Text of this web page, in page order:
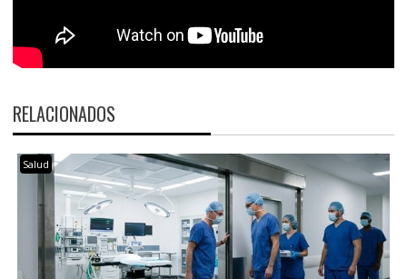
RELACIONADOS
Salud